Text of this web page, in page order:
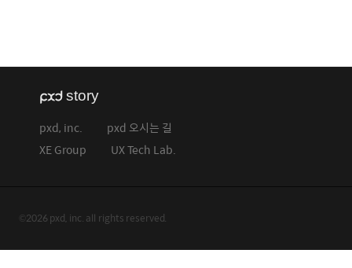
pxd, inc.
pxd 오시는 길
XE Group
UX Tech Lab.
©2026 pxd, inc. all rights reserved.